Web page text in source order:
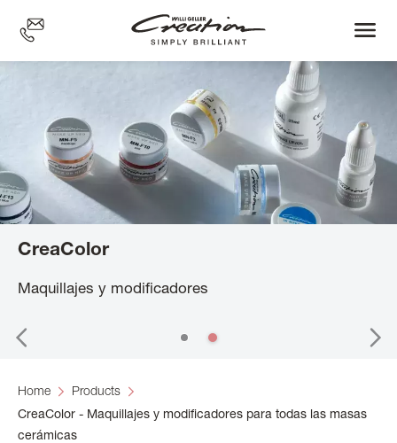
main
CreaColor
CreaColor
CreaColor
Maquillajes y modificadores
CreaColor
Home
Products
CreaColor - Maquillajes y modificadores para todas las masas
cerámicas